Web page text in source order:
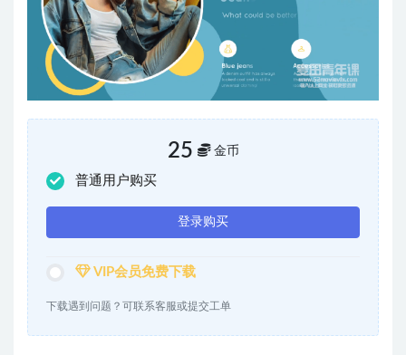
25 金币
普通用户购买
登录购买
VIP会员免费下载
下载遇到问题？可联系客服或提交工单